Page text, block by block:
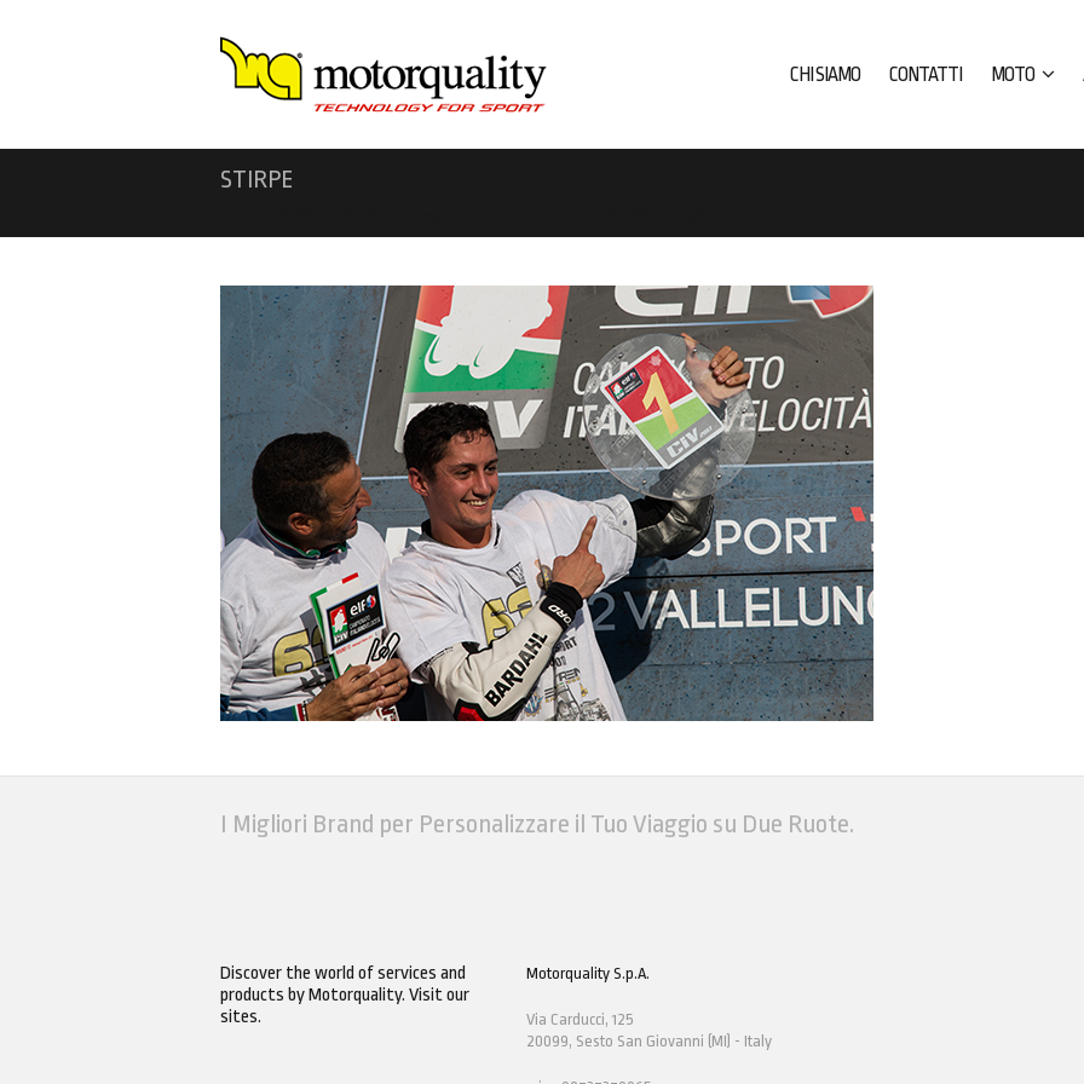
CHI SIAMO CONTATTI MOTO
STIRPE
I Migliori Brand per Personalizzare il Tuo Viaggio su Due Ruote.
Discover the world of services and
products by Motorquality. Visit our
sites.
Motorquality S.p.A.
Via Carducci, 125
20099, Sesto San Giovanni (MI) - Italy